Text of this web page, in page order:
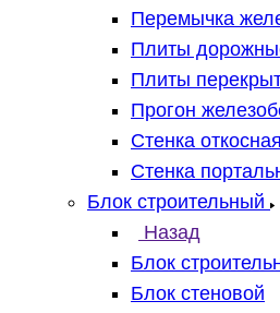
Перемычка
Плиты
Плиты
Прогон
Стенка
Стенка
Блок строительный
Назад
Блок
Блок стеновой